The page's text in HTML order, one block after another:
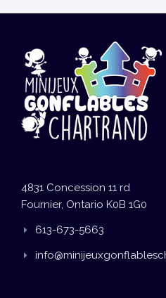
4831 Concession 11 rd
Fournier, Ontario K0B 1G0
613-673-5663